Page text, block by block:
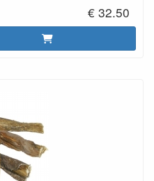
€ 32.50